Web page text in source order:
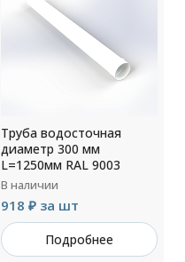
Труба водосточная
диаметр 300 мм
L=1250мм RAL 9003
В наличии
918 ₽ за шт
Подробнее